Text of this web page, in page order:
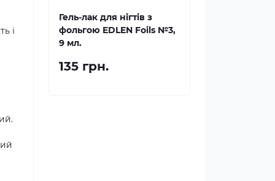
і
Гель-лак для нігтів з
фольгою EDLEN Foils №3,
9 мл.
135 грн.